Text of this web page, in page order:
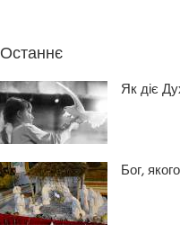
Останнє
Як діє
Бог,